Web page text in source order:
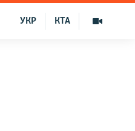
КТА
УКР